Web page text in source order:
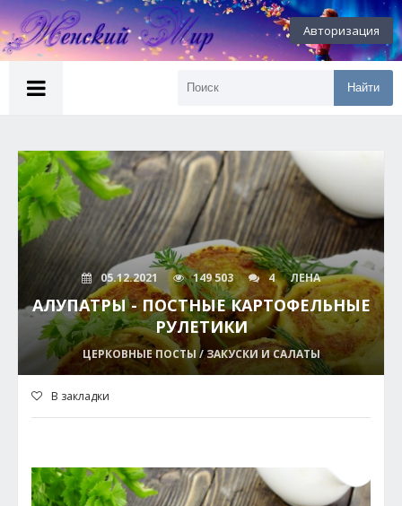
Авторизация
Найти
05.12.2021 149 503 4 ЛЕНА
АЛУПАТРЫ - ПОСТНЫЕ КАРТОФЕЛЬНЫЕ
РУЛЕТИКИ
ЦЕРКОВНЫЕ ПОСТЫ / ЗАКУСКИ И САЛАТЫ
В закладки